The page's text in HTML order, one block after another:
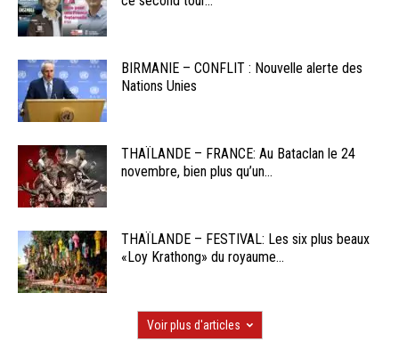
BIRMANIE – CONFLIT : Nouvelle alerte des
Nations Unies
THAÏLANDE – FRANCE: Au Bataclan le 24
novembre, bien plus qu’un...
THAÏLANDE – FESTIVAL: Les six plus beaux
«Loy Krathong» du royaume...
Voir plus d'articles